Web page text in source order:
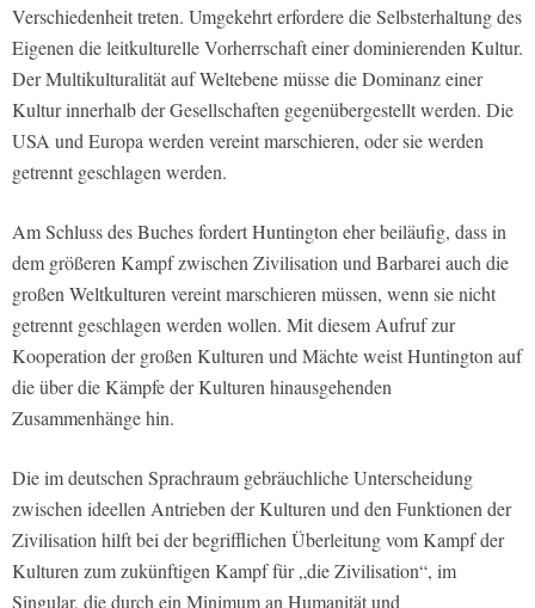
Verschiedenheit treten. Umgekehrt erfordere die Selbsterhaltung des
Eigenen die leitkulturelle Vorherrschaft einer dominierenden Kultur.
Der Multikulturalität auf Weltebene müsse die Dominanz einer
Kultur innerhalb der Gesellschaften gegenübergestellt werden. Die
USA und Europa werden vereint marschieren, oder sie werden
getrennt geschlagen werden.
Am Schluss des Buches fordert Huntington eher beiläufig, dass in
dem größeren Kampf zwischen Zivilisation und Barbarei auch die
großen Weltkulturen vereint marschieren müssen, wenn sie nicht
getrennt geschlagen werden wollen. Mit diesem Aufruf zur
Kooperation der großen Kulturen und Mächte weist Huntington auf
die über die Kämpfe der Kulturen hinausgehenden
Zusammenhänge hin.
Die im deutschen Sprachraum gebräuchliche Unterscheidung
zwischen ideellen Antrieben der Kulturen und den Funktionen der
Zivilisation hilft bei der begrifflichen Überleitung vom Kampf der
Kulturen zum zukünftigen Kampf für „die Zivilisation“, im
Singular, die durch ein Minimum an Humanität und